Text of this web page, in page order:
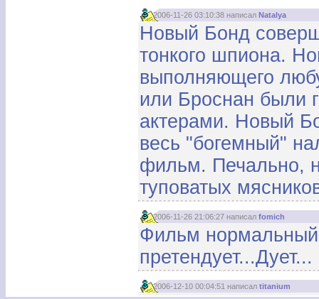
2006-11-26 03:10:38 написал Natalya
Новый Бонд
тонкого шпиона.
выполняющего
или Броснан были
актерами. Новый
весь "богемный"
фильм. Печально,
туповатых
2006-11-26 21:06:27 написал fomich
Фильм
2006-12-10 00:04:51 написал titanium